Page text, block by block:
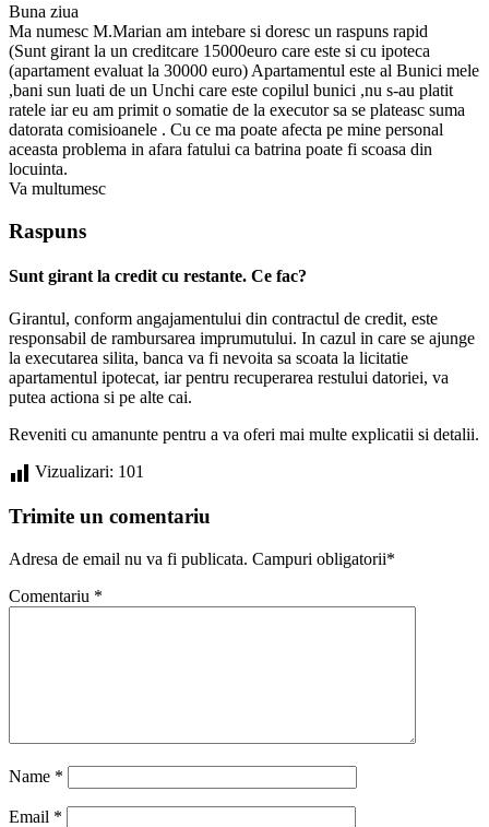
Buna ziua
Ma numesc M.Marian am intebare si doresc un raspuns rapid
(Sunt girant la un creditcare 15000euro care este si cu ipoteca
(apartament evaluat la 30000 euro) Apartamentul este al Bunici mele
,bani sun luati de un Unchi care este copilul bunici ,nu s-au platit
ratele iar eu am primit o somatie de la executor sa se plateasc suma
datorata comisioanele . Cu ce ma poate afecta pe mine personal
aceasta problema in afara fatului ca batrina poate fi scoasa din
locuinta.
Va multumesc
Raspuns
Sunt girant la credit cu restante. Ce fac?
Girantul, conform angajamentului din contractul de credit, este
responsabil de rambursarea imprumutului. In cazul in care se ajunge
la executarea silita, banca va fi nevoita sa scoata la licitatie
apartamentul ipotecat, iar pentru recuperarea restului datoriei, va
putea actiona si pe alte cai.
Reveniti cu amanunte pentru a va oferi mai multe explicatii si detalii.
Vizualizari: 101
Trimite un comentariu
Adresa de email nu va fi publicata. Campuri obligatorii*
Comentariu *
Name *
Email *